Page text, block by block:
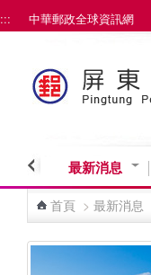
跳到主要內容區塊
::: 中華郵政全球資訊網
最新消息
首頁 > 最新消息